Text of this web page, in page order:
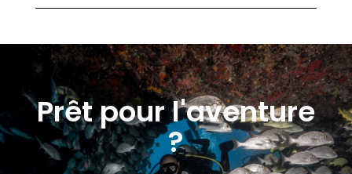
Prêt pour l'aventure
?